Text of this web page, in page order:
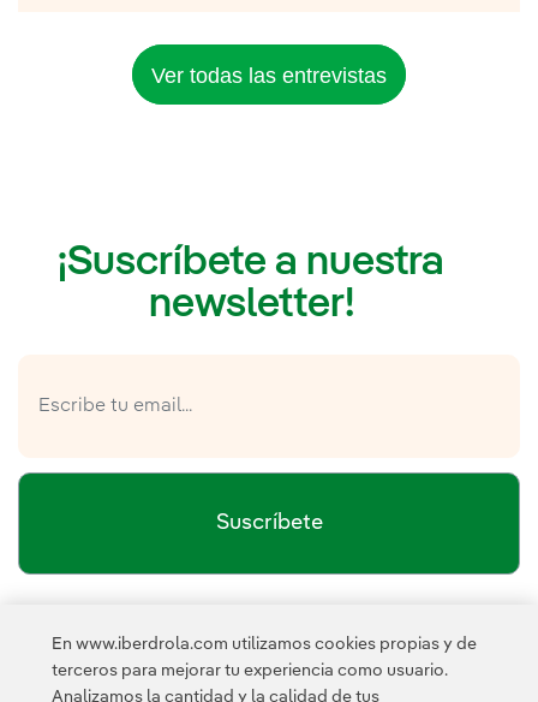
Ver todas las entrevistas
¡Suscríbete a nuestra
newsletter!
Suscríbete
Newsletter
Enlace externo, se abre en ventana nueva.
Esta página está protegida por reCAPTCHA y se aplican la
En www.iberdrola.com utilizamos cookies propias y de
terceros para mejorar tu experiencia como usuario.
Analizamos la cantidad y la calidad de tus